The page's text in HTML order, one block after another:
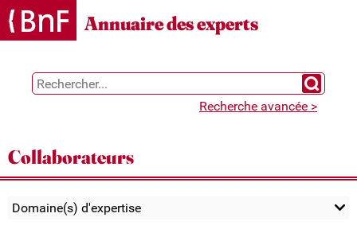
Gestion des cookies
Annuaire des experts
Chercher
Recherche avancée >
Collaborateurs
Domaine(s) d'expertise